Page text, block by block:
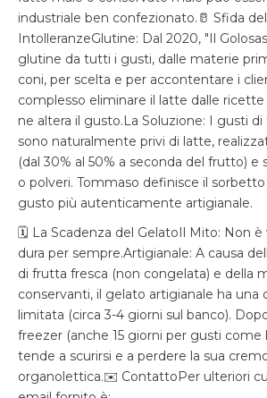
industriale ben confezionato.🥛 Sfida
IntolleranzeGlutine: Dal 2020, "Il
glutine da tutti i gusti, dalle materie
coni, per scelta e per accontentare i
complesso eliminare il latte dalle
ne altera il gusto.La Soluzione: I gusti
sono naturalmente privi di latte,
(dal 30% al 50% a seconda del frutto) e
o polveri. Tommaso definisce il
gusto più autenticamente artigianale.
🗓️ La Scadenza del GelatoIl Mito: Non
dura per sempre.Artigianale: A causa
di frutta fresca (non congelata) e della
conservanti, il gelato artigianale ha una
limitata (circa 3-4 giorni sul banco).
freezer (anche 15 giorni per gusti come
tende a scurirsi e a perdere la sua
organolettica.✉️ ContattoPer ulteriori